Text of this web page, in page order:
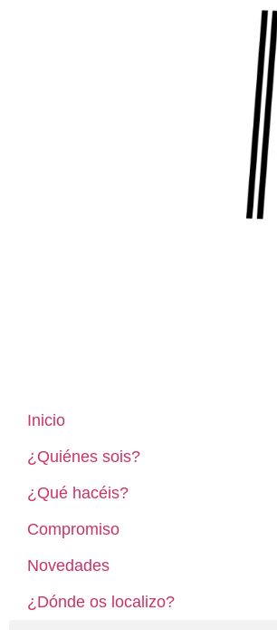
Inicio
¿Quiénes sois?
¿Qué hacéis?
Compromiso
Novedades
¿Dónde os localizo?